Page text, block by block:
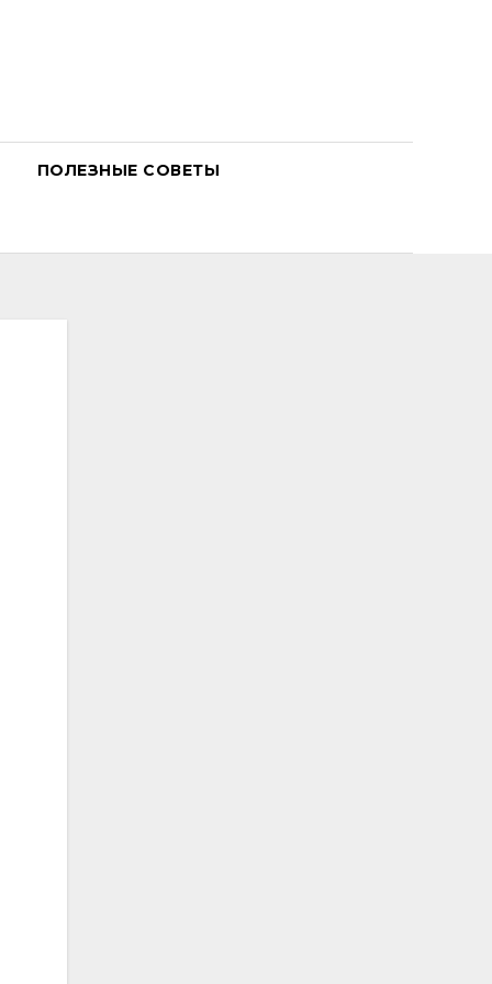
ПОЛЕЗНЫЕ СОВЕТЫ